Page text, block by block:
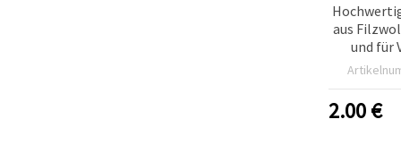
aus
und für
2.00€